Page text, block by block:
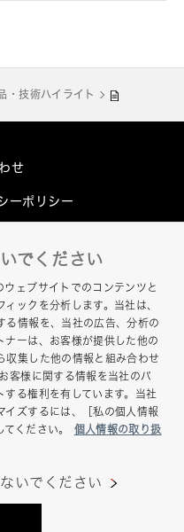
・技術ハイライト
せ
ーポリシー
ついて
プ
K.K. and its
Reserved.
でください
ェブサイトでのコンテンツと
ックを分析します。当社は、
る情報を、当社の広告、分析の
ナーは、お客様が提供した他の
収集した他の情報と組み合わせ
客様に関する情報を当社のパ
る権利を有しています。当社
イズするには、［私の個人情報
ください。
個人情報の取り扱
いでください